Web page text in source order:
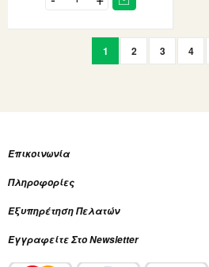
You're currently reading
1 Page
2 Page
3 Page
4
Επικοινωνία
Πληροφορίες
Εξυπηρέτηση Πελατών
Εγγραφείτε Στο Newsletter